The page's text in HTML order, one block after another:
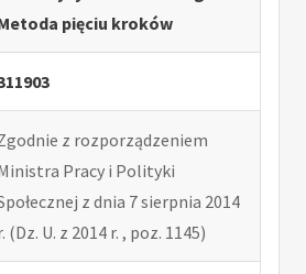
pięciu kroków
z rozporządzeniem
Pracy i Polityki
z dnia 7 sierpnia 2014
(Dz. U. z 2014 r. , poz. 1145)